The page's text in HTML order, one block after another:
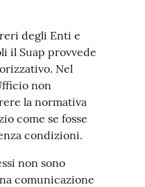
degli Enti e
il Suap provvede
Nel
non
la normativa
come se fosse
condizioni.
non sono
comunicazione